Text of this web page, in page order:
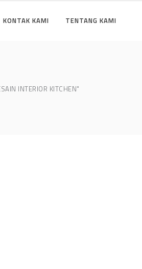
KONTAK KAMI TENTANG KAMI
INTERIOR KITCHEN"